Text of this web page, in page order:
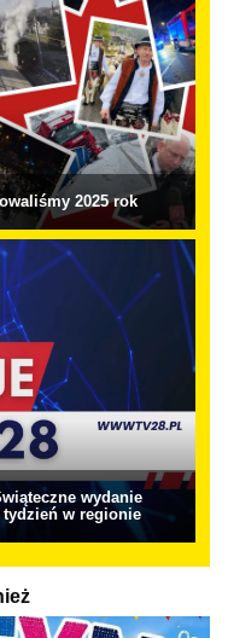
2025 rok
wydanie
w regionie